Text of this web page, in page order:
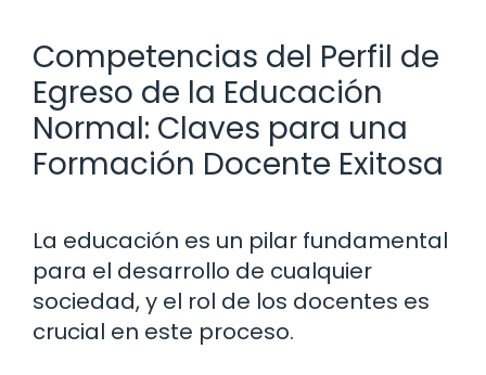
Competencias del Perfil de
Egreso de la Educación
Normal: Claves para una
Formación Docente Exitosa
La educación es un pilar fundamental
para el desarrollo de cualquier
sociedad, y el rol de los docentes es
crucial en este proceso.